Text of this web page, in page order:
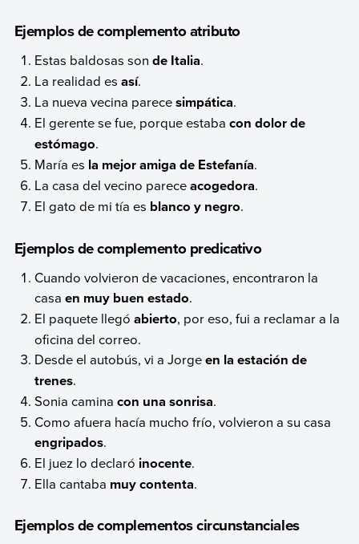
Ejemplos de complemento atributo
Estas baldosas sonde Italia.
La realidad esasí.
La nueva vecina parecesimpática.
El gerente se fue, porque estaba con dolor de
estómago.
María es la mejor amiga de Estefanía.
La casa del vecino pareceacogedora.
El gato de mi tía es blanco y negro.
Ejemplos de complemento predicativo
Cuando volvieron de vacaciones, encontraron la
casaen muy buen estado.
El paquete llegóabierto, por eso, fui a reclamar a la
oficina del correo.
Desde el autobús, vi a Jorgeen la estación de
trenes.
Sonia caminacon una sonrisa.
Como afuera hacía mucho frío, volvieron a su casa
engripados.
El juez lo declaró inocente.
Ella cantaba muy contenta.
Ejemplos de complementos circunstanciales